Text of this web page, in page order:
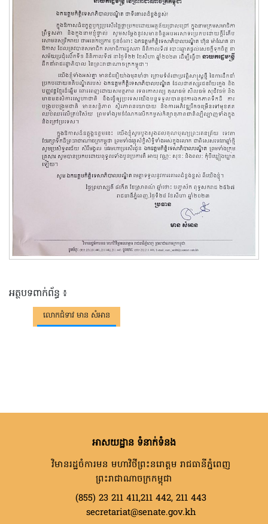
អត្ថបទពាក់ព័ន្ធ ៖
លោកជំទាវ មាន សំអាន
អាសយដ្ឋាន ទំនាក់ទំនង
វិមានរដ្ឋចំការមន មហាវិថីព្រះនរោត្តម រាជធានីភ្នំពេញ
ព្រះរាជាណាចក្រកម្ពុជា
(855) 23 211 411,211 442, 211 443
secretariat@senate.gov.kh